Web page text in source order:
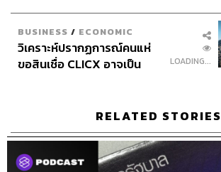
BUSINESS / ECONOMIC
วิเคราะห์ปรากฏการณ์คนแห่
ขอสินเชื่อ CLICX อาจเป็น
LOADING...
RELATED STORIES